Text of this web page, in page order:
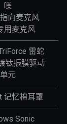
噪
向麦克风
用麦克风
雷蛇
钛振膜驱动
单元
记忆棉耳罩
Sonic